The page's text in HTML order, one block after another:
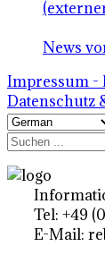
News
Impressum -
Datenschutz
Tel: +49
E-Mail: